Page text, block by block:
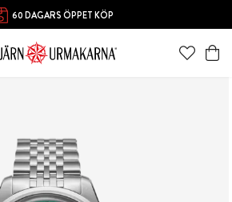
60 DAGARS ÖPPET KÖP